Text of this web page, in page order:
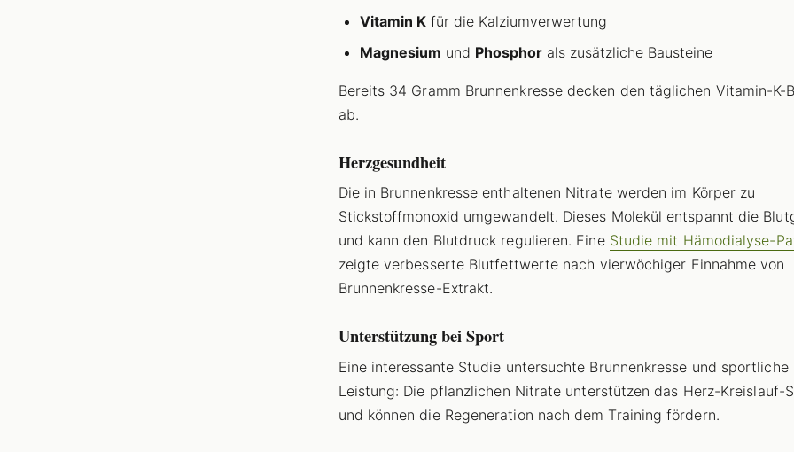
Vitamin Kfür die Kalziumverwertung
Magnesium und Phosphorals zusätzliche Bausteine
Bereits 34 Gramm Brunnenkresse decken den täglichen Vitamin-K-
ab.
Herzgesundheit
Die in Brunnenkresse enthaltenen Nitrate werden im Körper zu
Stickstoffmonoxid umgewandelt. Dieses Molekül entspannt die
und kann den Blutdruck regulieren. Eine Studie mit Hämodialyse-
zeigte verbesserte Blutfettwerte nach vierwöchiger Einnahme von
Brunnenkresse-Extrakt.
Unterstützung bei Sport
Eine interessante Studie untersuchte Brunnenkresse und sportliche
Leistung: Die pflanzlichen Nitrate unterstützen das Herz-Kreislauf-
und können die Regeneration nach dem Training fördern.